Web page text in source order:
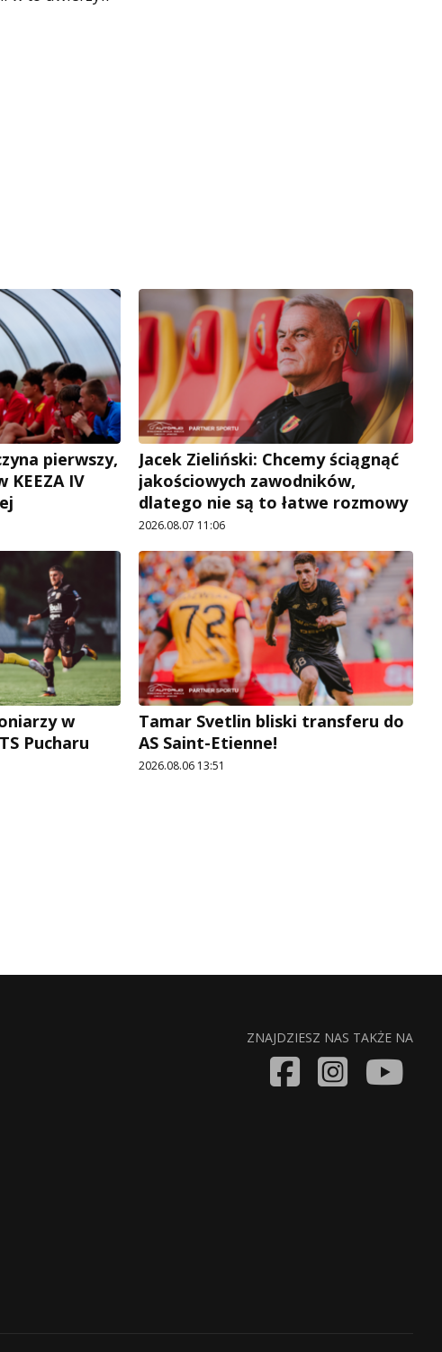
pierwszy,
KEEZA IV
Jacek Zieliński: Chcemy ściągnąć
jakościowych zawodników,
dlatego nie są to łatwe rozmowy
2026.08.07 11:06
w
Pucharu
Tamar Svetlin bliski transferu do
AS Saint-Etienne!
2026.08.06 13:51
ZNAJDZIESZ NAS TAKŻE NA